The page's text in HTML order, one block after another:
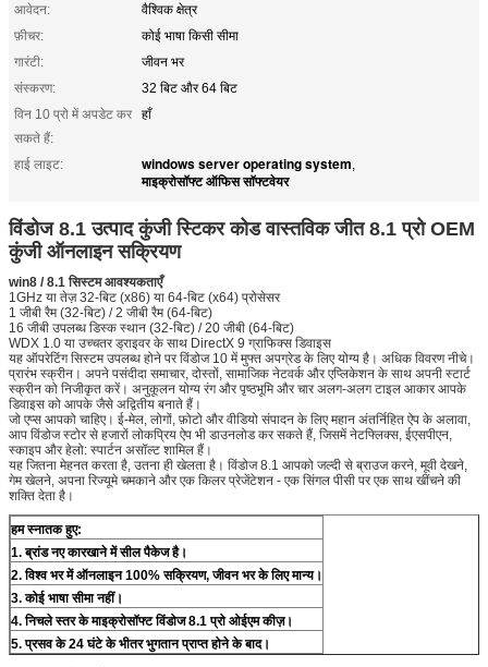
आवेदन:
वैश्विक क्षेत्र
फ़ीचर:
कोई भाषा किसी सीमा
गारंटी:
जीवन भर
संस्करण:
32 बिट और 64 बिट
विन 10 प्रो में अपडेट कर
सकते हैं:
हाँ
हाई लाइट: windows server operating system,
माइक्रोसॉफ्ट ऑफिस सॉफ्टवेयर
विंडोज 8.1 उत्पाद कुंजी स्टिकर कोड वास्तविक जीत 8.1 प्रो OEM
कुंजी ऑनलाइन सक्रियण
win8 / 8.1 सिस्टम आवश्यकताएँ
1GHz या तेज़ 32-बिट (x86) या 64-बिट (x64) प्रोसेसर
1 जीबी रैम (32-बिट) / 2 जीबी रैम (64-बिट)
16 जीबी उपलब्ध डिस्क स्थान (32-बिट) / 20 जीबी (64-बिट)
WDX 1.0 या उच्चतर ड्राइवर के साथ DirectX 9 ग्राफिक्स डिवाइस
यह ऑपरेटिंग सिस्टम उपलब्ध होने पर विंडोज 10 में मुफ्त अपग्रेड के लिए योग्य है। अधिक विवरण नीचे।
प्रारंभ स्क्रीन। अपने पसंदीदा समाचार, दोस्तों, सामाजिक नेटवर्क और एप्लिकेशन के साथ अपनी स्टार्ट
स्क्रीन को निजीकृत करें। अनुकूलन योग्य रंग और पृष्ठभूमि और चार अलग-अलग टाइल आकार आपके
डिवाइस को आपके जैसे अद्वितीय बनाते हैं।
जो एप्स आपको चाहिए। ई-मेल, लोगों, फ़ोटो और वीडियो संपादन के लिए महान अंतर्निहित ऐप के अलावा,
आप विंडोज स्टोर से हजारों लोकप्रिय ऐप भी डाउनलोड कर सकते हैं, जिसमें नेटफ्लिक्स, ईएसपीएन,
स्काइप और हेलो: स्पार्टन असॉल्ट शामिल हैं।
यह जितना मेहनत करता है, उतना ही खेलता है। विंडोज 8.1 आपको जल्दी से ब्राउज करने, मूवी देखने,
गेम खेलने, अपना रिज्यूमे चमकाने और एक किलर प्रेजेंटेशन - एक सिंगल पीसी पर एक साथ खींचने की
शक्ति देता है।
हम स्नातक हुए:
1. ब्रांड नए कारखाने में सील पैकेज है।
2. विश्व भर में ऑनलाइन 100% सक्रियण, जीवन भर के लिए मान्य।
3. कोई भाषा सीमा नहीं।
4. निचले स्तर के माइक्रोसॉफ्ट विंडोज 8.1 प्रो ओईएम कीज़।
5. प्रसव के 24 घंटे के भीतर भुगतान प्राप्त होने के बाद।